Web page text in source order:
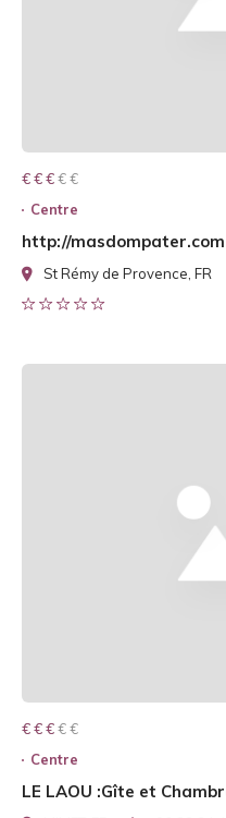
€ € € € €
€ € €
Centre
http://masdompater.com
St Rémy de Provence, FR
€ € € € €
€ € €
Centre
LE LAOU :Gîte et